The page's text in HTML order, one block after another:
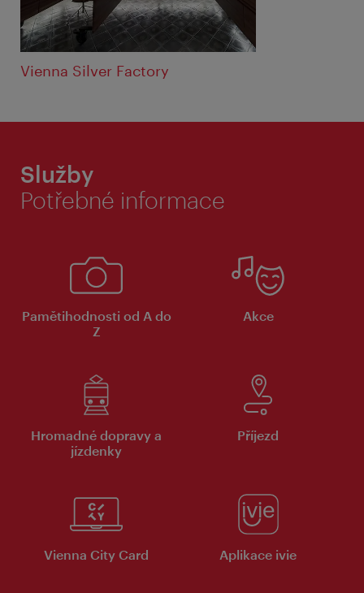
Vienna Silver Factory
Služby
Potřebné informace
Pamětihodnosti od A do
Z
Akce
Hromadné dopravy a
jízdenky
Příjezd
Vienna City Card Aplikace ivie